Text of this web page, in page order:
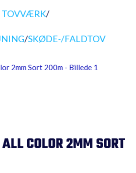
TOVVÆRK/
/SKØDE-/FALDTOV
COLOR 2MM SORT